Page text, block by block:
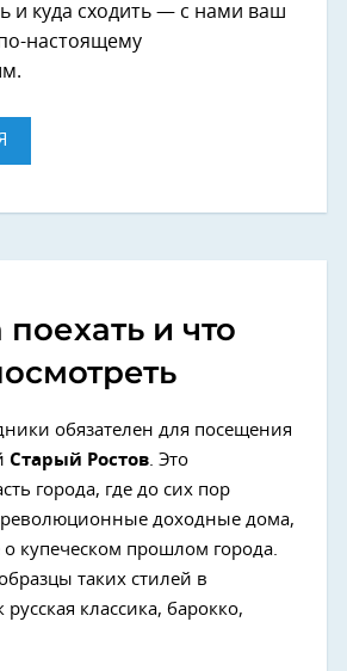
и куда сходить — с нами ваш
настоящему
поехать и что
обязателен для посещения
Старый Ростов . Это
города, где до сих пор
доходные дома,
купеческом прошлом города.
таких стилей в
русская классика, барокко,